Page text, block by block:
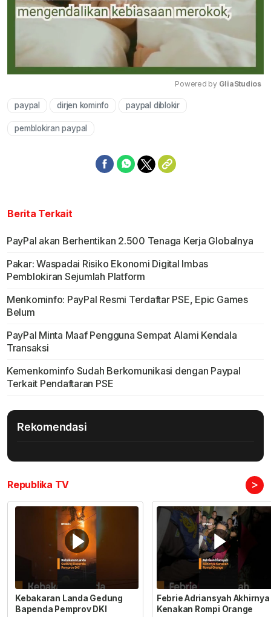
Powered by GliaStudios
paypal dirjen kominfo paypal diblokir
pemblokiran paypal
Berita Terkait
PayPal akan Berhentikan 2.500 Tenaga Kerja Globalnya
Pakar: Waspadai Risiko Ekonomi Digital Imbas
Pemblokiran Sejumlah Platform
Menkominfo: PayPal Resmi Terdaftar PSE, Epic Games
Belum
PayPal Minta Maaf Pengguna Sempat Alami Kendala
Transaksi
Kemenkominfo Sudah Berkomunikasi dengan Paypal
Terkait Pendaftaran PSE
Rekomendasi
Republika TV >
Kebakaran Landa Gedung
Bapenda Pemprov DKI
Febrie Adriansyah Akhirnya
Kenakan Rompi Orange